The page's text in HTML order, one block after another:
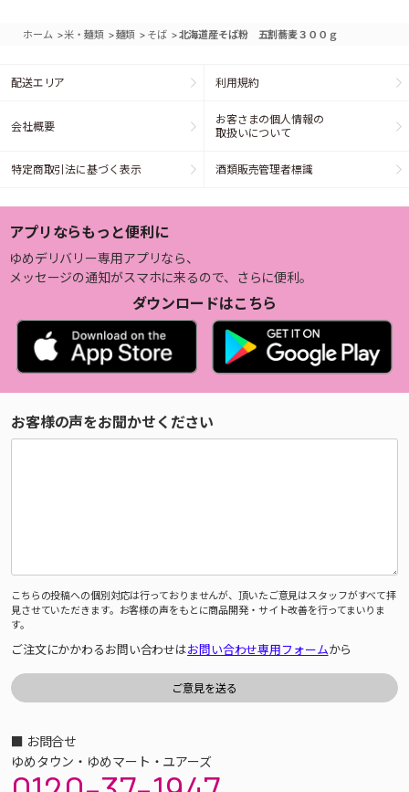
ホーム >米・麺類 >麺類 > そば >北海道産そば粉 五割蕎麦３００ｇ
配送エリア 利用規約
会社概要
お客さまの個人情報の
取扱いについて
特定商取引法に基づく表示 酒類販売管理者標識
アプリならもっと便利に
ゆめデリバリー専用アプリなら、
メッセージの通知がスマホに来るので、さらに便利。
ダウンロードはこちら
お客様の声をお聞かせください
こちらの投稿への個別対応は行っておりませんが、頂いたご意見はスタッフがすべて拝
見させていただきます。お客様の声をもとに商品開発・サイト改善を行ってまいりま
す。
ご注文にかかわるお問い合わせはお問い合わせ専用フォームから
■ お問合せ
ゆめタウン・ゆめマート・ユアーズ